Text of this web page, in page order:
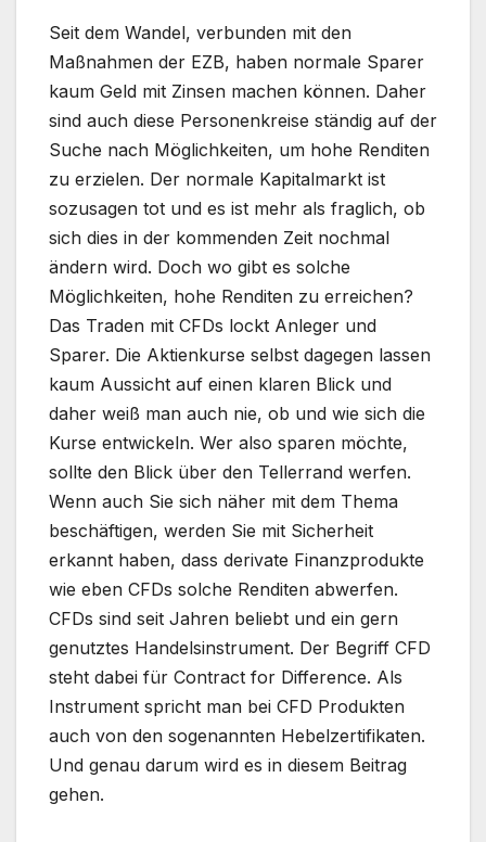
Seit dem Wandel, verbunden mit den
Maßnahmen der EZB, haben normale Sparer
kaum Geld mit Zinsen machen können. Daher
sind auch diese Personenkreise ständig auf der
Suche nach Möglichkeiten, um hohe Renditen
zu erzielen. Der normale Kapitalmarkt ist
sozusagen tot und es ist mehr als fraglich, ob
sich dies in der kommenden Zeit nochmal
ändern wird. Doch wo gibt es solche
Möglichkeiten, hohe Renditen zu erreichen?
Das Traden mit CFDs lockt Anleger und
Sparer. Die Aktienkurse selbst dagegen lassen
kaum Aussicht auf einen klaren Blick und
daher weiß man auch nie, ob und wie sich die
Kurse entwickeln. Wer also sparen möchte,
sollte den Blick über den Tellerrand werfen.
Wenn auch Sie sich näher mit dem Thema
beschäftigen, werden Sie mit Sicherheit
erkannt haben, dass derivate Finanzprodukte
wie eben CFDs solche Renditen abwerfen.
CFDs sind seit Jahren beliebt und ein gern
genutztes Handelsinstrument. Der Begriff CFD
steht dabei für Contract for Difference. Als
Instrument spricht man bei CFD Produkten
auch von den sogenannten Hebelzertifikaten.
Und genau darum wird es in diesem Beitrag
gehen.